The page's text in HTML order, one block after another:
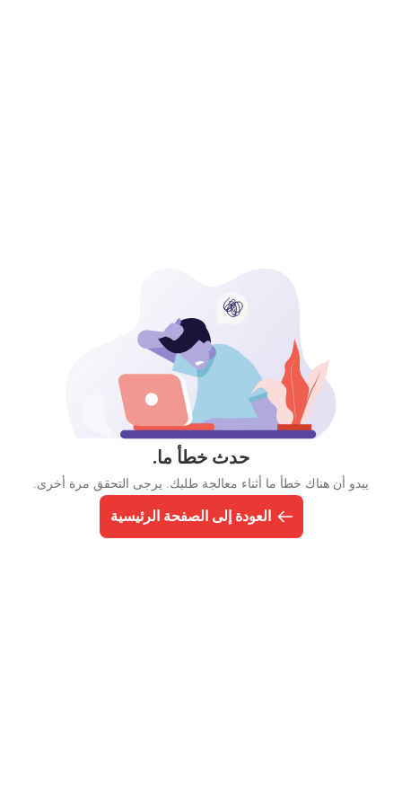
حدث خطأ ما.
يبدو أن هناك خطأ ما أثناء معالجة طلبك. يرجى التحقق مرة أخرى.
العودة إلى الصفحة الرئيسية